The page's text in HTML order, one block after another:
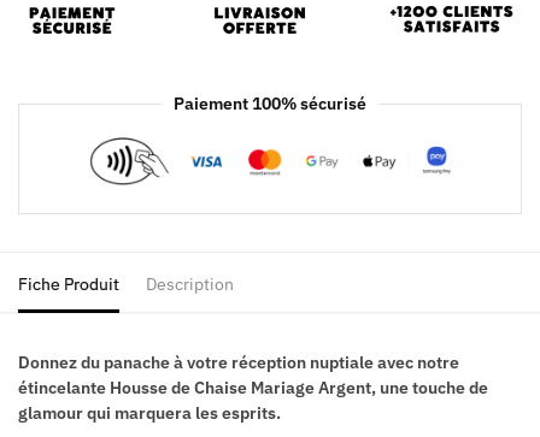
Paiement 100% sécurisé
Fiche Produit Description
Donnez du panache à votre réception nuptiale avec notre
étincelante Housse de Chaise Mariage Argent, une touche de
glamour qui marquera les esprits.